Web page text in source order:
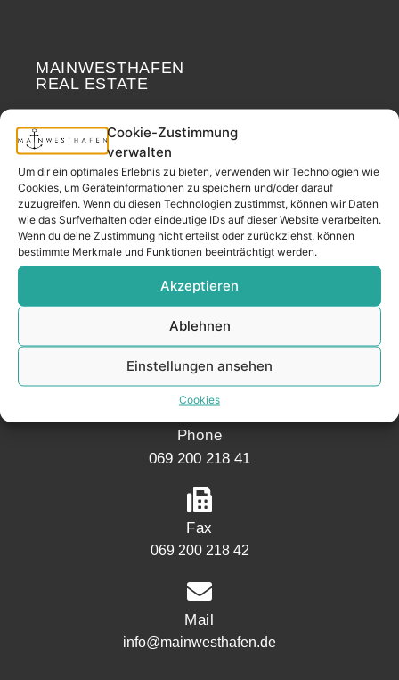
Cookie-Zustimmung
verwalten
Um dir ein optimales Erlebnis zu bieten, verwenden wir Technologien wie
Cookies, um Geräteinformationen zu speichern und/oder darauf
zuzugreifen. Wenn du diesen Technologien zustimmst, können wir Daten
wie das Surfverhalten oder eindeutige IDs auf dieser Website verarbeiten.
Wenn du deine Zustimmung nicht erteilst oder zurückziehst, können
bestimmte Merkmale und Funktionen beeinträchtigt werden.
Akzeptieren
Ablehnen
Einstellungen ansehen
Cookies
MAINWESTHAFEN
REAL ESTATE
Your neighborhood
real estate partner.
– since 2017.
CONTACT
Mainwesthafen Immobilien
Speicherstraße 5
60327 Frankfurt
Phone
069 200 218 41
Fax
069 200 218 42
Mail
info@mainwesthafen.de